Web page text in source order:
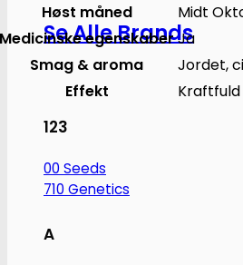
Se Alle Brands
123
00 Seeds
710 Genetics
A
Høst måned
Midt
Medicinske egenskaberJa
Smag & aroma
Jordet,
Effekt
Kraftfuld